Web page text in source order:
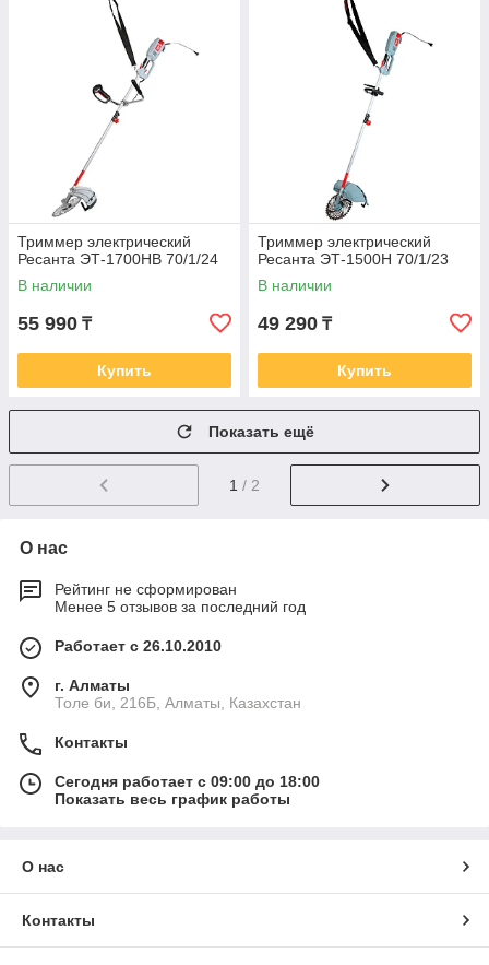
Триммер электрический
Ресанта ЭТ-1700НВ 70/1/24
В наличии
55 990 ₸
Купить
Триммер электрический
Ресанта ЭТ-1500Н 70/1/23
В наличии
49 290 ₸
Купить
Показать ещё
1 / 2
О нас
Рейтинг не сформирован
Менее 5 отзывов за последний год
Работает с 26.10.2010
г. Алматы
Толе би, 216Б, Алматы, Казахстан
Контакты
Сегодня работает с 09:00 до 18:00
Показать весь график работы
О нас
Контакты